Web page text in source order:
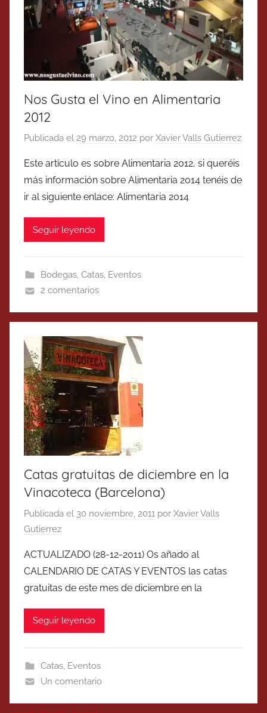
Nos Gusta el Vino en Alimentaria
2012
Publicada el 29 marzo, 2012 por Xavier Valls Gutierrez
Este artículo es sobre Alimentaria 2012, si queréis
más información sobre Alimentaria 2014 tenéis de
ir al siguiente enlace: Alimentaria 2014
Seguir leyendo
Bodegas, Catas, Eventos
2 comentarios
Catas gratuitas de diciembre en la
Vinacoteca (Barcelona)
Publicada el 30 noviembre, 2011 por Xavier Valls
Gutierrez
ACTUALIZADO (28-12-2011) Os añado al
CALENDARIO DE CATAS Y EVENTOS las catas
gratuitas de este mes de diciembre en la
Seguir leyendo
Catas, Eventos
Un comentario